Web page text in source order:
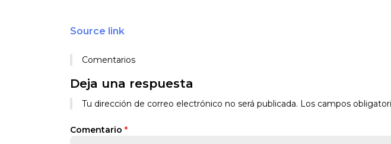
Source link
Comentarios
Deja una respuesta
Tu dirección de correo electrónico no será publicada. Los campos
Comentario *